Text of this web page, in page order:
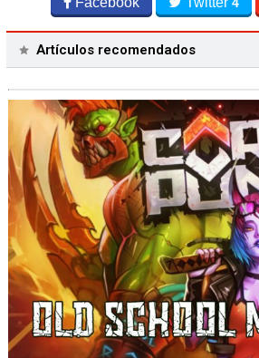
4
Artículos recomendados